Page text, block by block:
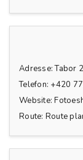
Adresse:Tabor
Telefon: +420
Website:
Route: Route